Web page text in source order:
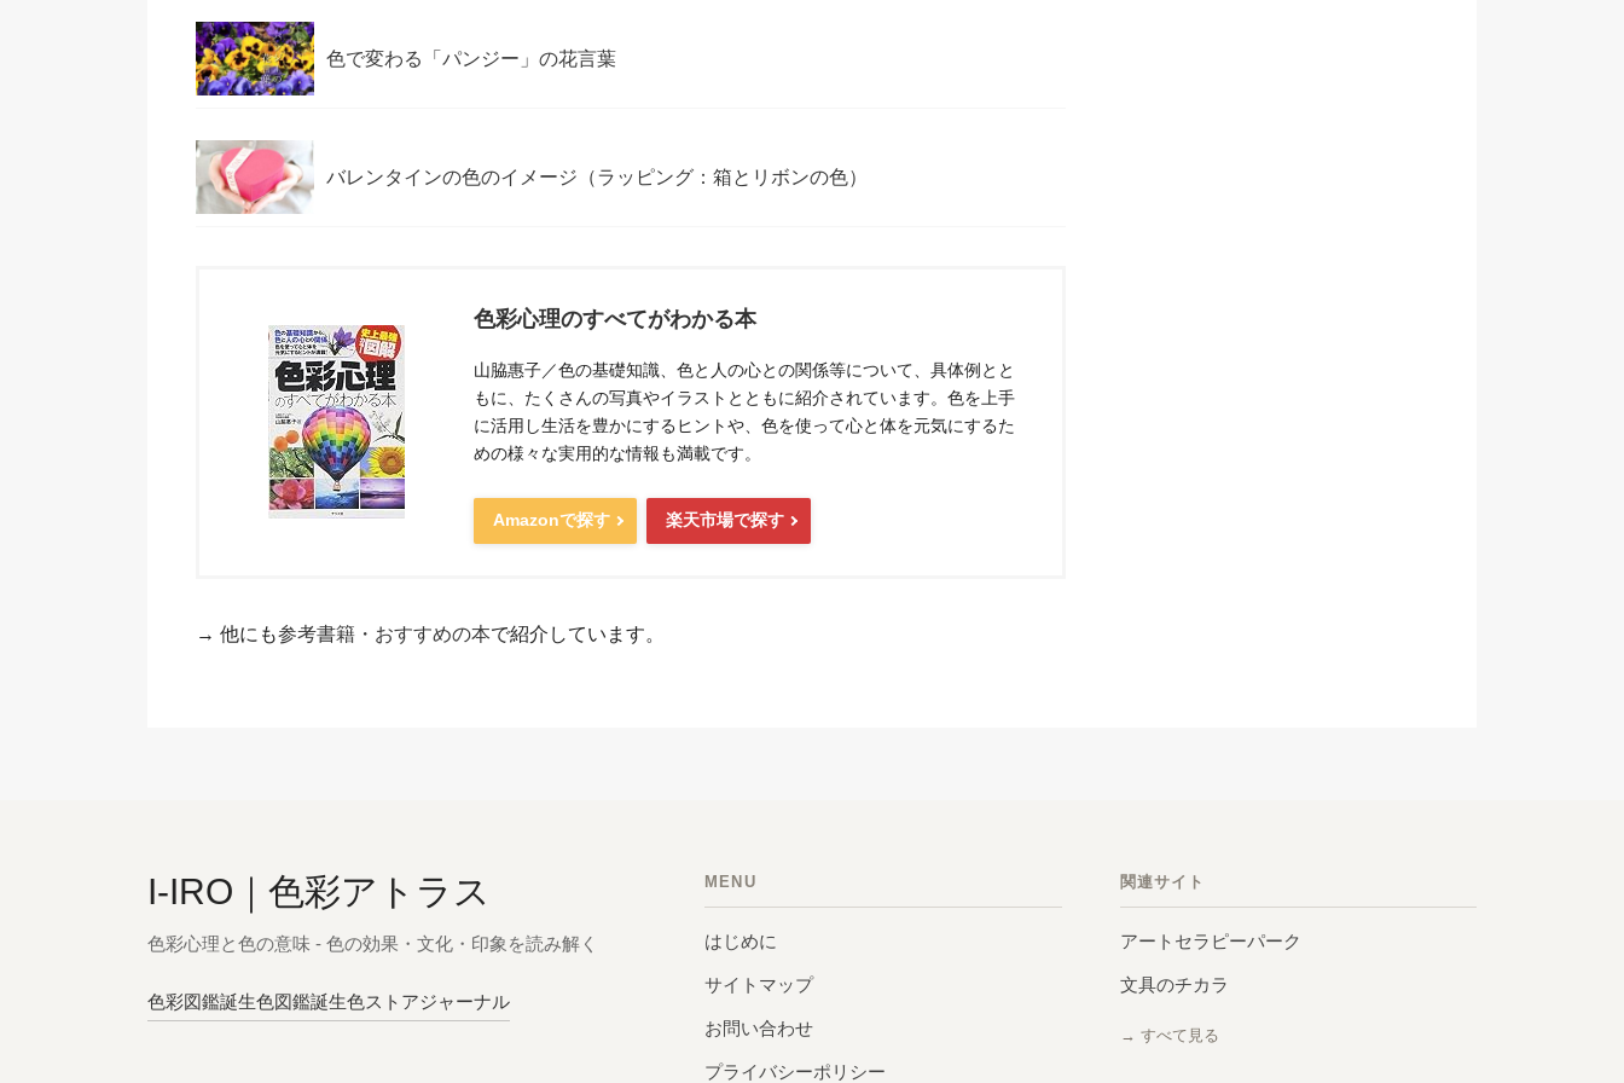
色で変わる「パンジー」の花言葉
バレンタインの色のイメージ（ラッピング：箱とリボンの色）
色彩心理のすべてがわかる本
山脇惠子／色の基礎知識、色と人の心との関係等について、具体例とと
もに、たくさんの写真やイラストとともに紹介されています。色を上手
に活用し生活を豊かにするヒントや、色を使って心と体を元気にするた
めの様々な実用的な情報も満載です。
Amazonで探す 楽天市場で探す
→ 他にも参考書籍・おすすめの本で紹介しています。
I-IRO｜色彩アトラス
色彩心理と色の意味 - 色の効果・文化・印象を読み解く
色彩図鑑誕生色図鑑誕生色ストアジャーナル
MENU
はじめに
サイトマップ
お問い合わせ
プライバシーポリシー
関連サイト
アートセラピーパーク
文具のチカラ
→ すべて見る